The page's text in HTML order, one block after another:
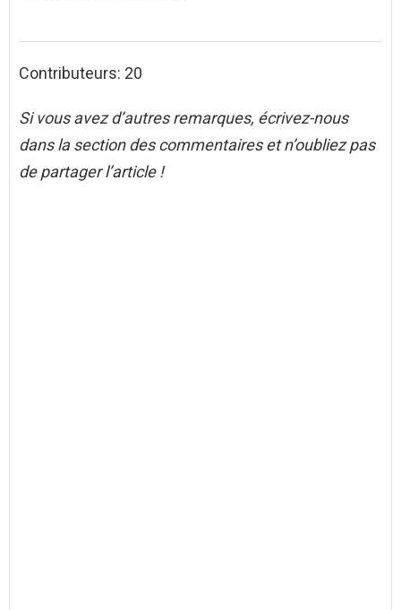
Contributeurs: 20
Si vous avez d’autres remarques, écrivez-nous
dans la section des commentaires et n’oubliez pas
de partager l’article !